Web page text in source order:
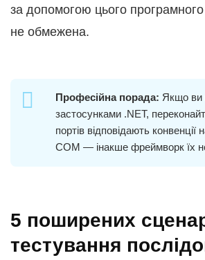
за допомогою цього
не обмежена.
Професійна порада: Якщо ви
застосунками .NET,
портів відповідають конвенції
COM — інакше фреймворк їх
5 поширених
тестування